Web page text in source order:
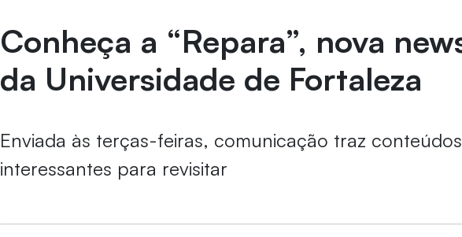
Conheça a “Repara”, nova
da Universidade de Fortaleza
Enviada às terças-feiras, comunicação traz conteúdos
interessantes para revisitar